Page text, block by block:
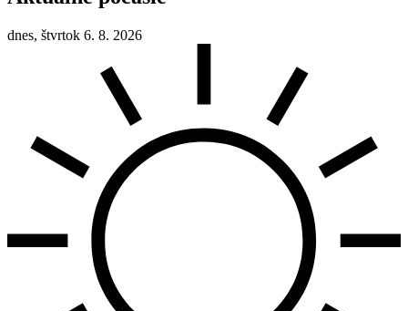
dnes, štvrtok 6. 8. 2026